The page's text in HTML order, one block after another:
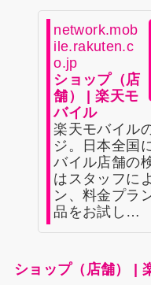
network.mob
ile.rakuten.c
o.jp
ショップ（店
舗） | 楽天モ
バイル
楽天モバイル
ジ。日本全国
バイル店舗の
はスタッフに
ン、料金プラ
品をお試し…
ショップ（店舗） |